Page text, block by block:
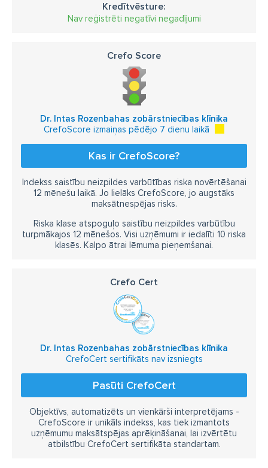
Kredītvēsture:
Nav reģistrēti negatīvi negadījumi
Crefo Score
Dr. Intas Rozenbahas zobārstniecības klīnika
CrefoScore izmaiņas pēdējo 7 dienu laikā
Kas ir CrefoScore?
Indekss saistību neizpildes varbūtības riska novērtēšanai
12 mēnešu laikā. Jo lielāks CrefoScore, jo augstāks
maksātnespējas risks.
Riska klase atspoguļo saistību neizpildes varbūtību
turpmākajos 12 mēnešos. Visi uzņēmumi ir iedalīti 10 riska
klasēs. Kalpo ātrai lēmuma pieņemšanai.
Crefo Cert
Dr. Intas Rozenbahas zobārstniecības klīnika
CrefoCert sertifikāts nav izsniegts
Pasūti CrefoCert
Objektīvs, automatizēts un vienkārši interpretējams -
CrefoScore ir unikāls indekss, kas tiek izmantots
uzņēmumu maksātspējas aprēķināšanai, lai izvērtētu
atbilstību CrefoCert sertifikāta standartam.